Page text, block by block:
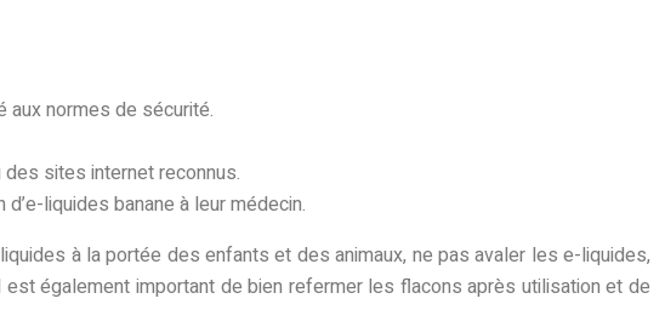
aux normes de sécurité.
sites internet reconnus.
liquides banane à leur médecin.
à la portée des enfants et des animaux, ne pas avaler les e-liquides,
également important de bien refermer les flacons après utilisation et de